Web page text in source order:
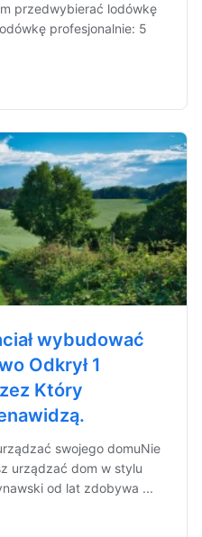
przedwybierać lodówkę
profesjonalnie: 5
wybudować
Odkrył 1
Który
swojego domuNie
urządzać dom w stylu
od lat zdobywa ...